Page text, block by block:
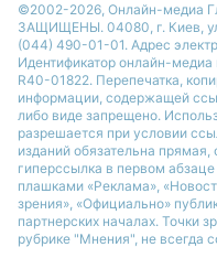
©2002-2026, Онлайн-медиа
ЗАЩИЩЕНЫ. 04080, г. Киев,
(044) 490-01-01. Адрес
Идентификатор онлайн-
R40-01822. Перепечатка,
информации, содержащей
либо виде запрещено.
разрешается при условии
изданий обязательна
гиперссылка в первом
плашками «Реклама»,
зрения», «Официально»
партнерских началах. Точки
рубрике "Мнения", не всегда